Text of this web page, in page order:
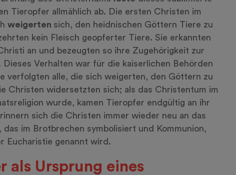
Tieropfer allmählich ab. Die ersten Christen im
weigerten sich, den heidnischen Göttern Tiere zu
kein Fleisch geopferter Tiere. Sie erkannten
an und bezeugten so ihre Zugehörigkeit zur
Dieses Verhalten war für die kaiserlichen Behörden
verfolgten alle, die sich weigerten, den Göttern zu
Christen widersetzten sich; als das Christentum im
wurde, kamen Tieropfer endgültig an ihr
sich die Christen immer wieder neu an das
im Brotbrechen symbolisiert und Kommunion,
Eucharistie genannt wird.
als Ursprung eines